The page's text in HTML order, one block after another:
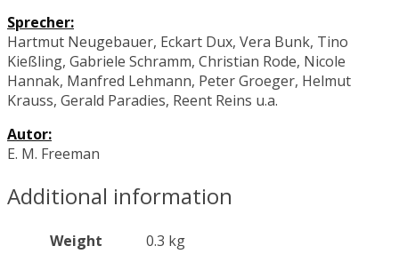
Sprecher:
Hartmut Neugebauer, Eckart Dux, Vera Bunk, Tino
Kießling, Gabriele Schramm, Christian Rode, Nicole
Hannak, Manfred Lehmann, Peter Groeger, Helmut
Krauss, Gerald Paradies, Reent Reins u.a.
Autor:
E. M. Freeman
Additional information
Weight
0.3 kg